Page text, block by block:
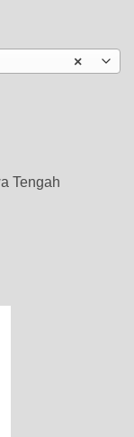
×
Tengah